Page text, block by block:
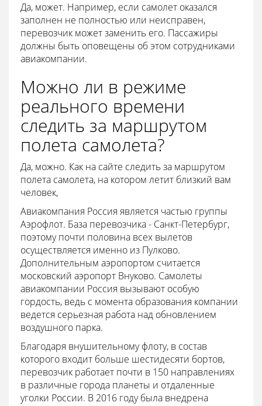
Да, может. Например, если самолет оказался
заполнен не полностью или неисправен,
перевозчик может заменить его. Пассажиры
должны быть оповещены об этом сотрудниками
авиакомпании.
Можно ли в режиме
реального времени
следить за маршрутом
полета самолета?
Да, можно. Как на сайте следить за маршрутом
полета самолета, на котором летит близкий вам
человек,
Авиакомпания Россия является частью группы
Аэрофлот. База перевозчика - Санкт-Петербург,
поэтому почти половина всех вылетов
осуществляется именно из Пулково.
Дополнительным аэропортом считается
московский аэропорт Внуково. Самолеты
авиакомпании Россия вызывают особую
гордость, ведь с момента образования компании
ведется серьезная работа над обновлением
воздушного парка.
Благодаря внушительному флоту, в состав
которого входит больше шестидесяти бортов,
перевозчик работает почти в 150 направлениях
в различные города планеты и отдаленные
уголки России. В 2016 году была внедрена